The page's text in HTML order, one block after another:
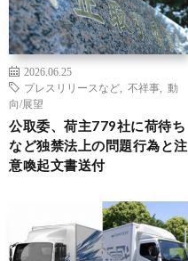
2026.06.25
プレスリリースなど
不祥事
動
向/展望
公取委、荷主779社に荷待ち
など独禁法上の問題行為と注
意喚起文書送付